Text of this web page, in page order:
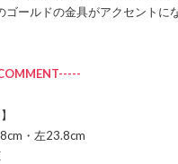
ゴールドの金具がアクセントに
・左23.8cm